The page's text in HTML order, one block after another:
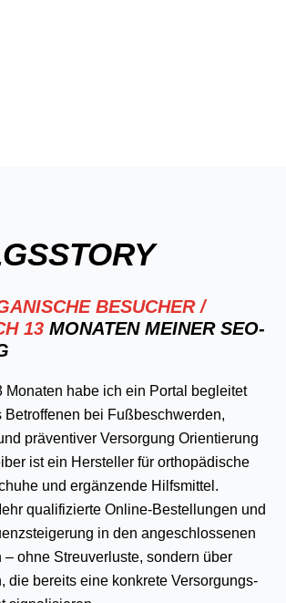
BESUCHER /
13 MONATEN MEINER SEO-
Monaten habe ich ein Portal begleitet
Betroffenen bei Fußbeschwerden,
präventiver Versorgung Orientierung
ist ein Hersteller für orthopädische
und ergänzende Hilfsmittel.
qualifizierte Online-Bestellungen und
in den angeschlossenen
– ohne Streuverluste, sondern über
die bereits eine konkrete Versorgungs-